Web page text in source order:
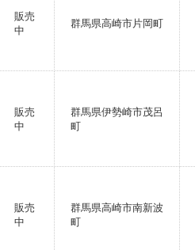
販売
中
群馬県高崎市片岡町
販売
中
群馬県伊勢崎市茂呂
町
販売
中
群馬県高崎市南新波
町